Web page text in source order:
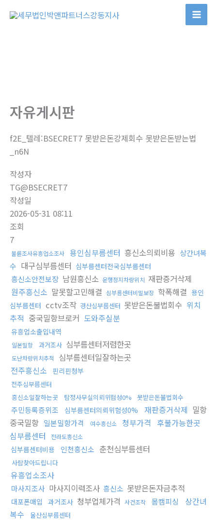
자유게시판
f2E_텔레:BSECRET7 못받은돈강제회수 못받은돈받는법
_n6N
작성자
TG@BSECRET7
작성일
2026-05-31 08:11
조회
7
불륜조사유흥업소조사 용인심부름센터 흥신소의뢰비용 상간녀복
수 대구심부름센터 심부름센터전국심부름센터
흥신소안전보장 남원흥신소 운행정지차량위치 재판증거삭제
원주흥신소 말못할고민해결 심부름센터비밀보장 학폭해결 용인
심부름센터 cctv조작 경산심부름센터 못받은돈불법회수 위치
추적 중국밀항브로커 도와주실분
유흥업소출입내역
일본밀항 과거조사 심부름센터저렴한곳
도난차량위치추적
심부름센터일잘하는곳
전주흥신소
핀리핀청부
전주심부름센터
흥신소일잘하는곳
탐정사무실의뢰위험성0% 못받은돈불법회수
주민등록증위조 심부름센터의뢰위험성0% 재판증거삭제 밀항
중국밀항 일본밀항가격 여수흥신소 청부가격
후불가능한곳
심부름센터
전라도흥신소
심부름센터비용 인천흥신소 춘천심부름센터
사람찾아드립니다
유흥업소조사
마사지조사 마사지이력조사 흥신소 못받은돈자금추적
대포폰매입 과거조사 청부업체가격 사건조작 몸캠피싱
상간녀
복수
울산심부름센터